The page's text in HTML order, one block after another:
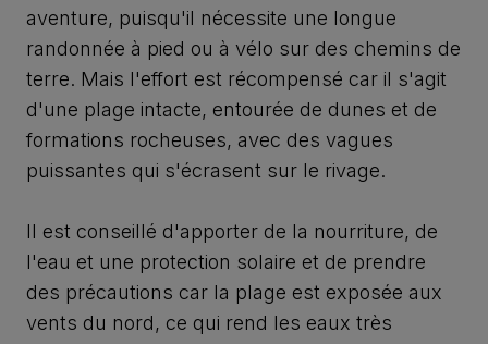
aventure, puisqu'il nécessite une longue
randonnée à pied ou à vélo sur des chemins de
terre. Mais l'effort est récompensé car il s'agit
d'une plage intacte, entourée de dunes et de
formations rocheuses, avec des vagues
puissantes qui s'écrasent sur le rivage.
Il est conseillé d'apporter de la nourriture, de
l'eau et une protection solaire et de prendre
des précautions car la plage est exposée aux
vents du nord, ce qui rend les eaux très